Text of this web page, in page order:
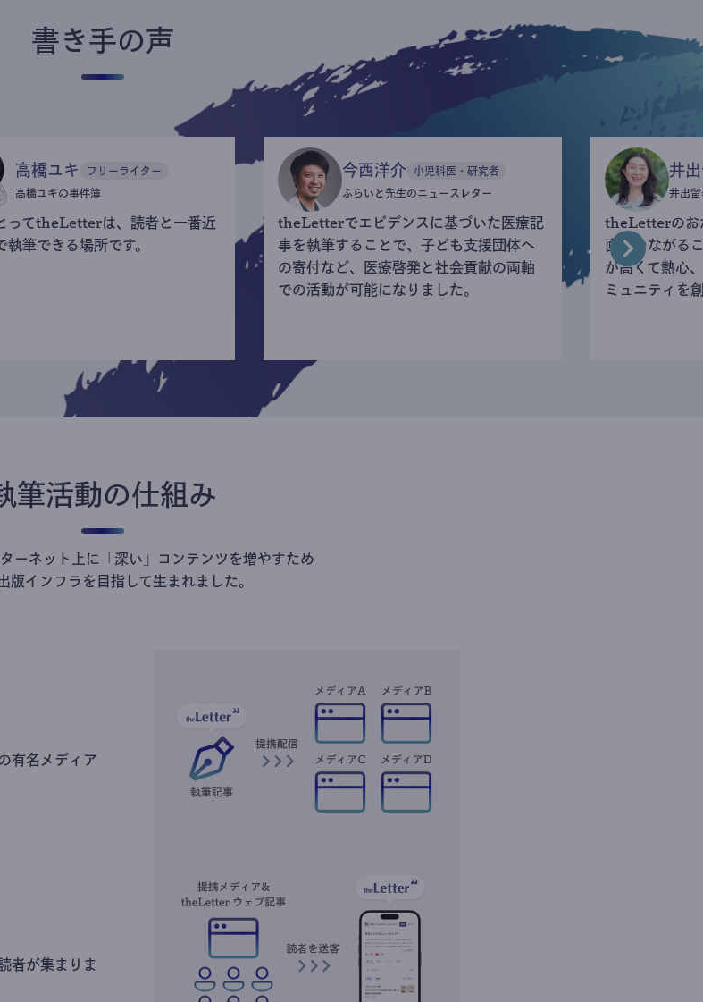
書き手の声
高橋ユキ フリーライター
高橋ユキの事件簿
ってtheLetterは、読者と一番近
執筆できる場所です。
今西洋介 小児科医・研究者
ふらいと先生のニュースレター
theLetterでエビデンスに基づいた医療記
事を執筆することで、子ども支援団体へ
の寄付など、医療啓発と社会貢献の両軸
での活動が可能になりました。
井
井出
theLetterのお
直接つながる
が高くて熱心
ミュニティを
筆活動の仕組み
ーネット上に「深い」コンテンツを増やすため
版インフラを目指して生まれました。
有名メディア
者が集まりま